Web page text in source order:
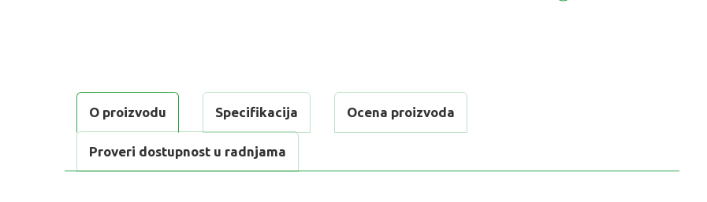
O proizvodu Specifikacija Ocena proizvoda
Proveri dostupnost u radnjama